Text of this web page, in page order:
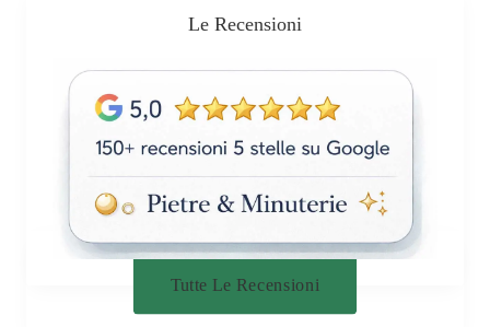
Le Recensioni
Tutte Le Recensioni